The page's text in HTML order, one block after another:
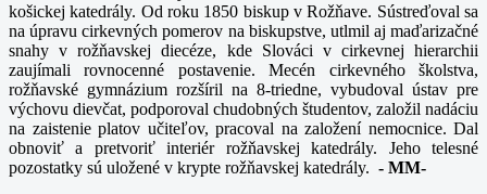
košickej katedrály. Od roku 1850 biskup v Rožňave. Sústreďoval sa
na úpravu cirkevných pomerov na biskupstve, utlmil aj maďarizačné
snahy v rožňavskej diecéze, kde Slováci v cirkevnej hierarchii
zaujímali rovnocenné postavenie. Mecén cirkevného školstva,
rožňavské gymnázium rozšíril na 8-triedne, vybudoval ústav pre
výchovu dievčat, podporoval chudobných študentov, založil nadáciu
na zaistenie platov učiteľov, pracoval na založení nemocnice. Dal
obnoviť a pretvoriť interiér rožňavskej katedrály. Jeho telesné
pozostatky sú uložené v krypte rožňavskej katedrály. - MM-